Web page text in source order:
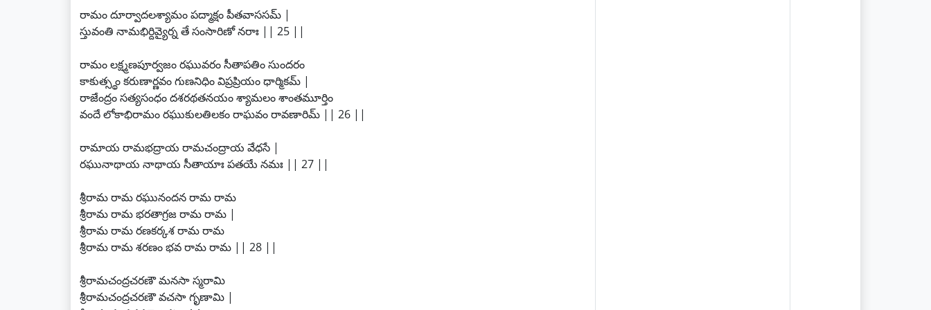
రామం దూర్వాదలశ్యామం పద్మాక్షం పీతవాససమ్ |
స్తువంతి నామభిర్దివ్యైర్న తే సంసారిణో నరాః || 25 ||
రామం లక్ష్మణపూర్వజం రఘువరం సీతాపతిం సుందరం
కాకుత్స్థం కరుణార్ణవం గుణనిధిం విప్రప్రియం ధార్మికమ్ |
రాజేంద్రం సత్యసంధం దశరథతనయం శ్యామలం శాంతమూర్తిం
వందే లోకాభిరామం రఘుకులతిలకం రాఘవం రావణారిమ్ || 26 ||
రామాయ రామభద్రాయ రామచంద్రాయ వేధసే |
రఘునాథాయ నాథాయ సీతాయాః పతయే నమః || 27 ||
శ్రీరామ రామ రఘునందన రామ రామ
శ్రీరామ రామ భరతాగ్రజ రామ రామ |
శ్రీరామ రామ రణకర్కశ రామ రామ
శ్రీరామ రామ శరణం భవ రామ రామ || 28 ||
శ్రీరామచంద్రచరణౌ మనసా స్మరామి
శ్రీరామచంద్రచరణౌ వచసా గృణామి |